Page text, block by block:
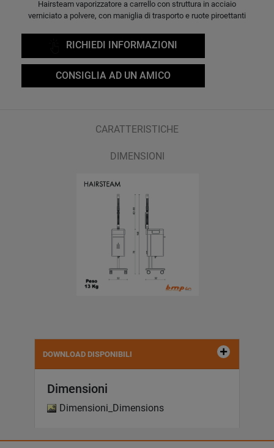
Hairsteam vaporizzatore a carrello con struttura in acciaio
verniciato a polvere, con maniglia di trasporto e ruote piroettanti
RICHIEDI INFORMAZIONI
CONSIGLIA AD UN AMICO
CARATTERISTICHE
DIMENSIONI
DOWNLOAD DISPONIBILI
Dimensioni
Dimensioni_Dimensions